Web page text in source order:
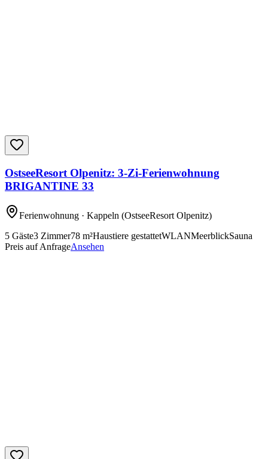
OstseeResort Olpenitz: 3-Zi-Ferienwohnung
BRIGANTINE 33
Ferienwohnung · Kappeln (OstseeResort Olpenitz)
5 Gäste3 Zimmer78 m²Haustiere gestattetWLANMeerblickSauna
Preis auf AnfrageAnsehen